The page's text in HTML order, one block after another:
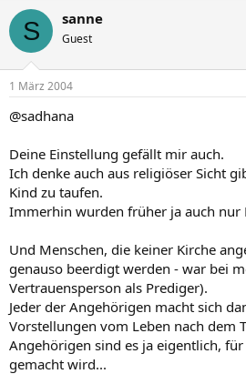
S sanne
Guest
1 März 2004
@sadhana
Deine Einstellung gefällt mir auch.
Ich denke auch aus religiöser Sicht
Kind zu taufen.
Immerhin wurden früher ja auch nur
Und Menschen, die keiner Kirche
genauso beerdigt werden - war bei
Vertrauensperson als Prediger).
Jeder der Angehörigen macht sich
Vorstellungen vom Leben nach dem
Angehörigen sind es ja eigentlich,
gemacht wird...